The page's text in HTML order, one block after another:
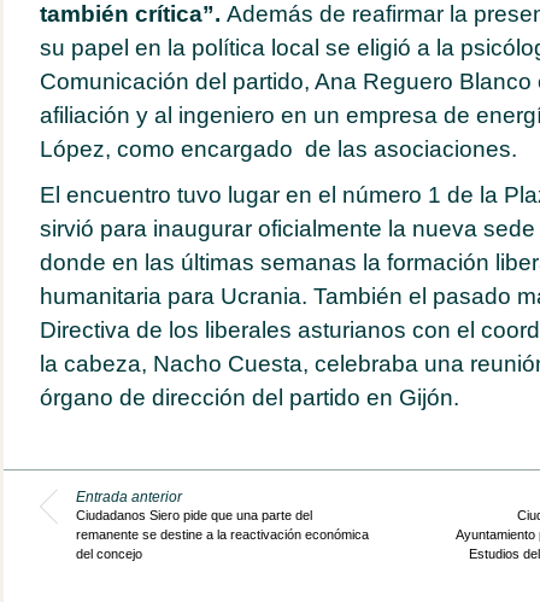
también crítica”. Además de reafirmar la
su papel en la política local se eligió a la
Comunicación del partido, Ana Reguero
afiliación y al ingeniero en un empresa de
López, como encargado de las asociaciones.
El encuentro tuvo lugar en el número 1 de la
sirvió para inaugurar oficialmente la nueva
donde en las últimas semanas la formación
humanitaria para Ucrania. También el pasado
Directiva de los liberales asturianos con el
la cabeza, Nacho Cuesta, celebraba una
órgano de dirección del partido en Gijón.
Entrada anterior
Ciudadanos Siero pide que una parte del
remanente se destine a la reactivación económica
del concejo
Ayuntamiento
Estudios